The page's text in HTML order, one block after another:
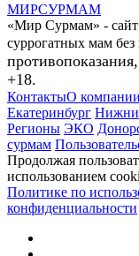
МИРСУРМАМ
«Мир Сурмам» - сайт
суррогатных мам без
+18.
КонтактыО компании
Екатеринбург
Регионы ЭКО
сурмам
Продолжая
использованием
Политике по
конфиденциальности